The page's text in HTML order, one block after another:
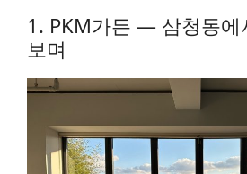
1. PKM가든 — 삼청동에
보며